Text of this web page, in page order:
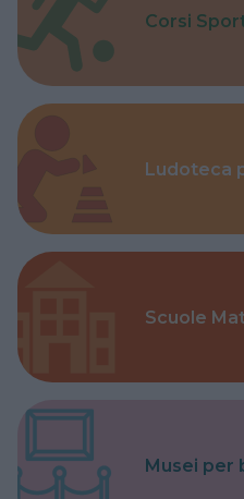
Corsi
Ludoteca
Scuole
Musei per